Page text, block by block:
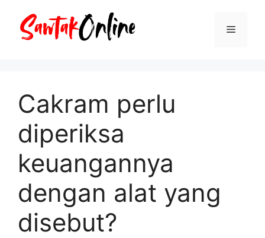
Menu
Cakram perlu
diperiksa
keuangannya
dengan alat yang
disebut?